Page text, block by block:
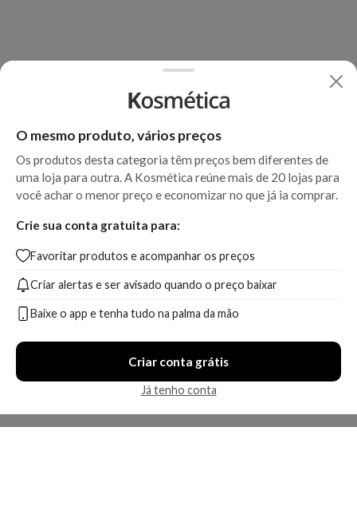
O mesmo produto, vários preços
Os produtos desta categoria têm preços bem diferentes de
uma loja para outra. A Kosmética reúne mais de 20 lojas para
você achar o menor preço e economizar no que já ia comprar.
Crie sua conta gratuita para:
Favoritar produtos e acompanhar os preços
Criar alertas e ser avisado quando o preço baixar
Baixe o app e tenha tudo na palma da mão
Criar conta grátis
Já tenho conta